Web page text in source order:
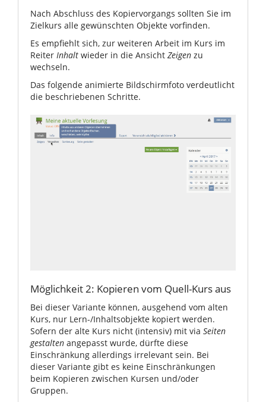
Nach Abschluss des Kopiervorgangs sollten Sie im
Zielkurs alle gewünschten Objekte vorfinden.
Es empfiehlt sich, zur weiteren Arbeit im Kurs im
Reiter Inhalt wieder in die Ansicht Zeigen zu
wechseln.
Das folgende animierte Bildschirmfoto verdeutlicht
die beschriebenen Schritte.
Möglichkeit 2: Kopieren vom Quell-Kurs aus
Bei dieser Variante können, ausgehend vom alten
Kurs, nur Lern-/Inhaltsobjekte kopiert werden.
Sofern der alte Kurs nicht (intensiv) mit via Seiten
gestalten angepasst wurde, dürfte diese
Einschränkung allerdings irrelevant sein. Bei
dieser Variante gibt es keine Einschränkungen
beim Kopieren zwischen Kursen und/oder
Gruppen.